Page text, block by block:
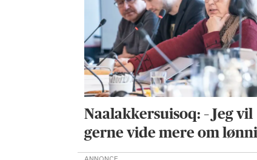
Naalakkersuisoq: – Jeg vil
gerne vide mere om